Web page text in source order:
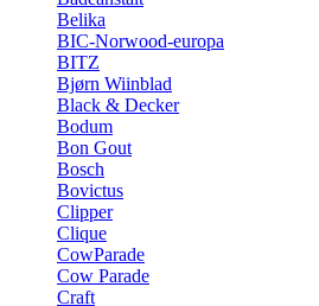
Belika
BIC-Norwood-europa
BITZ
Bjørn Wiinblad
Black & Decker
Bodum
Bon Gout
Bosch
Bovictus
Clipper
Clique
CowParade
Cow Parade
Craft